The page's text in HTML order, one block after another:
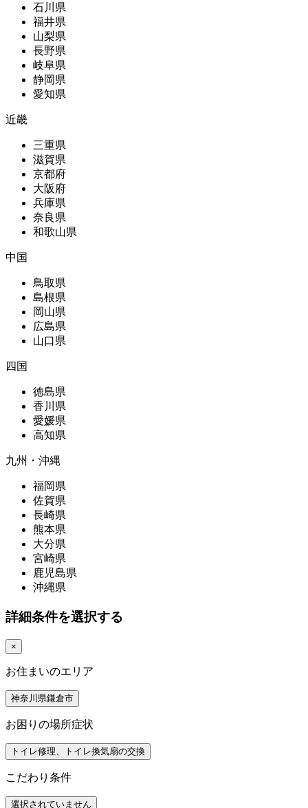
石川県
福井県
山梨県
長野県
岐阜県
静岡県
愛知県
近畿
三重県
滋賀県
京都府
大阪府
兵庫県
奈良県
和歌山県
中国
鳥取県
島根県
岡山県
広島県
山口県
四国
徳島県
香川県
愛媛県
高知県
九州・沖縄
福岡県
佐賀県
長崎県
熊本県
大分県
宮崎県
鹿児島県
沖縄県
詳細条件を選択する
×
お住まいのエリア
神奈川県鎌倉市
お困りの場所症状
トイレ修理、トイレ換気扇の交換
こだわり条件
選択されていません